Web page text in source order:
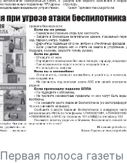
Первая полоса газеты